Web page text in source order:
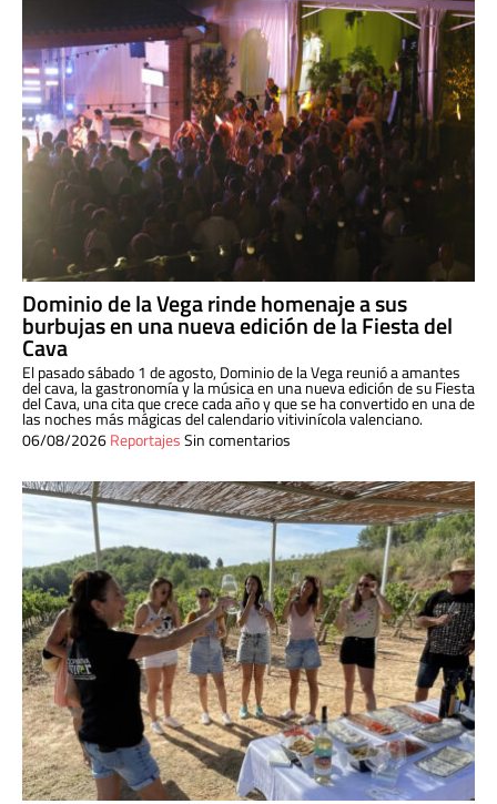
Dominio de la Vega rinde homenaje a sus
burbujas en una nueva edición de la Fiesta del
Cava
El pasado sábado 1 de agosto, Dominio de la Vega reunió a amantes
del cava, la gastronomía y la música en una nueva edición de su Fiesta
del Cava, una cita que crece cada año y que se ha convertido en una de
las noches más mágicas del calendario vitivinícola valenciano.
06/08/2026ReportajesSin comentarios